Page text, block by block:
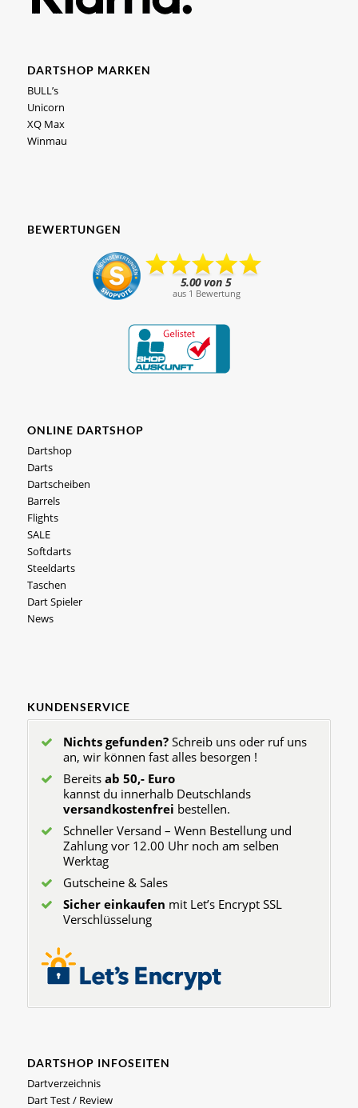
DARTSHOP MARKEN
BULL’s
Unicorn
XQ Max
Winmau
BEWERTUNGEN
ONLINE DARTSHOP
Dartshop
Darts
Dartscheiben
Barrels
Flights
SALE
Softdarts
Steeldarts
Taschen
Dart Spieler
News
KUNDENSERVICE
Nichts gefunden?Schreib uns oder ruf uns
an, wir können fast alles besorgen !
Bereits ab 50,- Euro
kannst du innerhalb Deutschlands
versandkostenfrei bestellen.
Schneller Versand – Wenn Bestellung und
Zahlung vor 12.00 Uhr noch am selben
Werktag
Gutscheine & Sales
Sicher einkaufen mit Let’s Encrypt SSL
Verschlüsselung
DARTSHOP INFOSEITEN
Dartverzeichnis
Dart Test / Review